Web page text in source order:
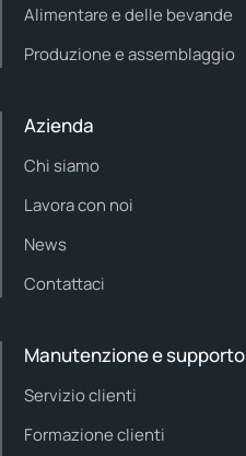
Alimentare e delle bevande
Produzione e assemblaggio
Azienda
Chi siamo
Lavora con noi
News
Contattaci
Manutenzione e supporto
Servizio clienti
Formazione clienti